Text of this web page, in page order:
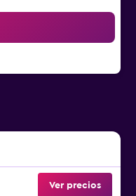
Ver precios